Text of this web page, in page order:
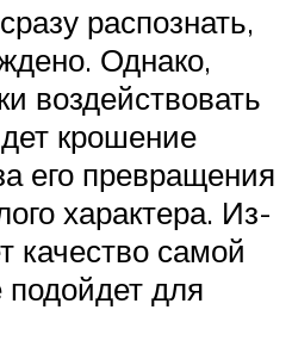
распознать,
Однако,
воздействовать
крошение
его превращения
характера. Из-
качество самой
подойдет для